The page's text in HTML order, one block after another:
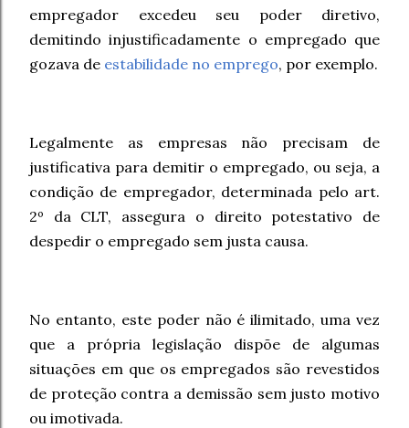
empregador excedeu seu poder diretivo,
demitindo injustificadamente o empregado que
gozava de estabilidade no emprego, por exemplo.
Legalmente as empresas não precisam de
justificativa para demitir o empregado, ou seja, a
condição de empregador, determinada pelo art.
2º da CLT, assegura o direito potestativo de
despedir o empregado sem justa causa.
No entanto, este poder não é ilimitado, uma vez
que a própria legislação dispõe de algumas
situações em que os empregados são revestidos
de proteção contra a demissão sem justo motivo
ou imotivada.